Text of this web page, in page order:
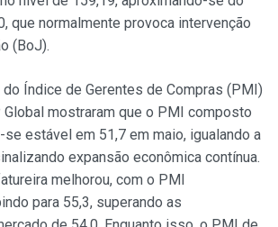
que normalmente provoca intervenção
(BoJ).
Índice de Gerentes de Compras (PMI)
Global mostraram que o PMI composto
se estável em 51,7 em maio, igualando a
expansão econômica contínua.
melhorou, com o PMI
para 55,3, superando as